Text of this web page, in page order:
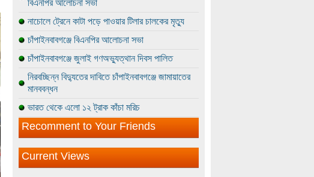
বিএনপির আলোচনা সভা
নাচোলে ট্রেনে কাটা পড়ে পাওয়ার টিলার চালকের মৃত্যু
চাঁপাইনবাবগঞ্জে বিএনপির আলোচনা সভা
চাঁপাইনবাবগঞ্জে জুলাই গণঅভ্যুত্থান দিবস পালিত
নিরবচ্ছিন্ন বিদ্যুতের দাবিতে চাঁপাইনবাবগঞ্জে জামায়াতের
মানববন্ধন
ভারত থেকে এলো ১২ ট্রাক কাঁচা মরিচ
Recomment to Your Friends
Current Views